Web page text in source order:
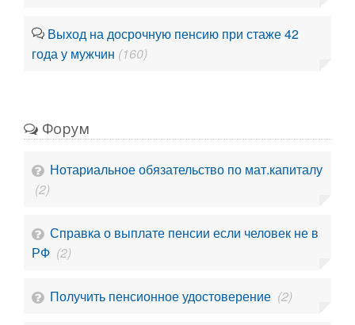
Выход на досрочную пенсию при стаже 42
года у мужчин (160)
Форум
Нотариальное обязательство по мат.капиталу
(2)
Справка о выплате пенсии если человек не в
РФ (2)
Получить пенсионное удостоверение (2)